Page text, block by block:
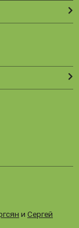
и Сергей